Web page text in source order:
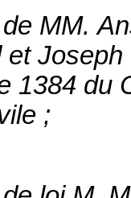
MM.
1384 du
;